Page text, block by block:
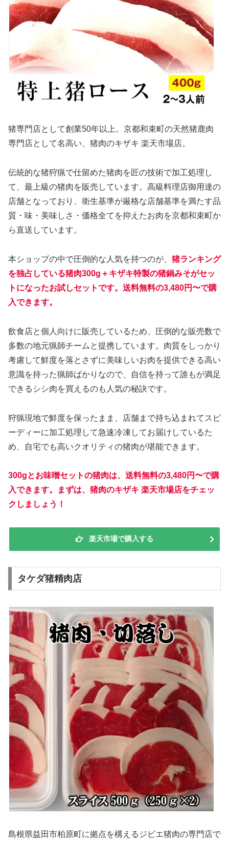
猪専門店として創業50年以上。京都和束町の天然猪鹿肉
専門店として名高い、猪肉のキザキ 楽天市場店。
伝統的な猪狩猟で仕留めた猪肉を匠の技術で加工処理し
て、最上級の猪肉を販売しています。高級料理店御用達の
店舗となっており、衛生基準が厳格な店舗基準を満たす品
質・味・美味しさ・価格全てを抑えたお肉を京都和束町か
ら直送しています。
本ショップの中で圧倒的な人気を持つのが、 猪ランキング
を独占している猪肉300g＋キザキ特製の猪鍋みそがセッ
トになったお試しセットです。送料無料の3,480円〜で購
入できます。
飲食店と個人向けに販売しているため、圧倒的な販売数で
多数の地元猟師チームと提携しています。肉質をしっかり
考慮して鮮度を落とさずに美味しいお肉を提供できる高い
意識を持った猟師ばかりなので、自信を持って誰もが満足
できるシシ肉を買えるのも人気の秘訣です。
狩猟現地で鮮度を保ったまま、店舗まで持ち込まれてスピ
ーディーに加工処理して急速冷凍してお届けしているた
め、自宅でも高いクオリティの猪肉が堪能できます。
300gとお味噌セットの猪肉は、送料無料の3,480円〜で購
入できます。まずは、猪肉のキザキ 楽天市場店をチェッ
クしましょう！
楽天市場で購入する
タケダ猪精肉店
島根県益田市柏原町に拠点を構えるジビエ猪肉の専門店で